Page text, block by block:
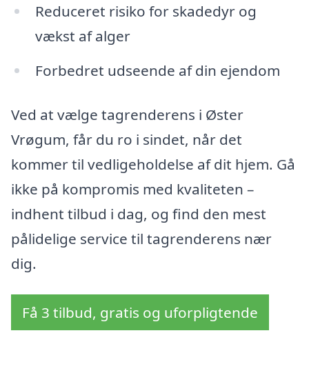
Reduceret risiko for skadedyr og
vækst af alger
Forbedret udseende af din ejendom
Ved at vælge tagrenderens i Øster
Vrøgum, får du ro i sindet, når det
kommer til vedligeholdelse af dit hjem. Gå
ikke på kompromis med kvaliteten –
indhent tilbud i dag, og find den mest
pålidelige service til tagrenderens nær
dig.
Få 3 tilbud, gratis og uforpligtende